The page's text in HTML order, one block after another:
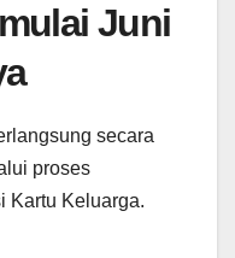
Juni
secara
proses
Kartu Keluarga.